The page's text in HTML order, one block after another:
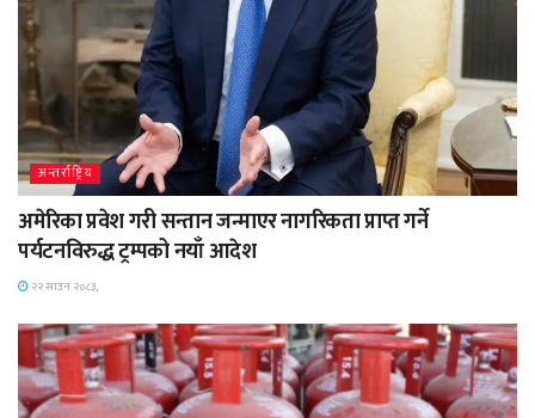
अन्तर्राष्ट्रिय
अमेरिका प्रवेश गरी सन्तान जन्माएर नागरिकता प्राप्त गर्ने
पर्यटनविरुद्ध ट्रम्पको नयाँ आदेश
२२ साउन २०८३,